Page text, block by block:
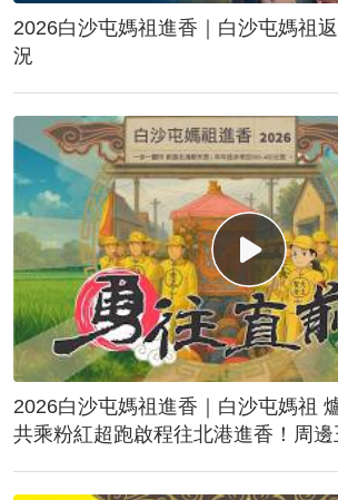
2026白沙屯媽祖進香｜白沙屯媽祖
況
2026白沙屯媽祖進香｜白沙屯媽祖
共乘粉紅超跑啟程往北港進香！周